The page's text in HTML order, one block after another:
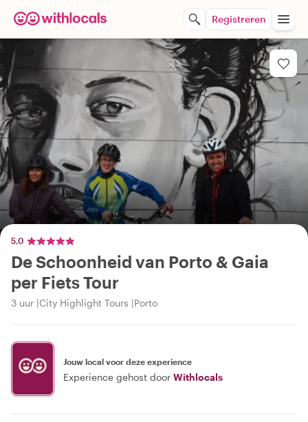
Registreren
5,0
De Schoonheid van Porto & Gaia
per Fiets Tour
3 uur City Highlight Tours Porto
Jouw local voor deze experience
Experience gehost door Withlocals